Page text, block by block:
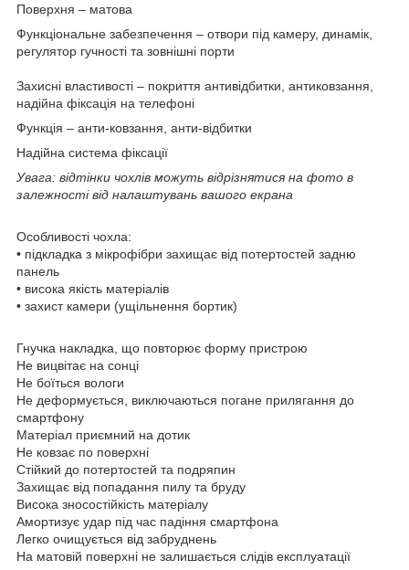
Поверхня – матова
Функціональне забезпечення – отвори під камеру, динамік,
регулятор гучності та зовнішні порти
Захисні властивості – покриття антивідбитки, антиковзання,
надійна фіксація на телефоні
Функція – анти-ковзання, анти-відбитки
Надійна система фіксації
Увага: відтінки чохлів можуть відрізнятися на фото в
залежності від налаштувань вашого екрана
Особливості чохла:
• підкладка з мікрофібри захищає від потертостей задню
панель
• висока якість матеріалів
• захист камери (ущільнення бортик)
Гнучка накладка, що повторює форму пристрою
Не вицвітає на сонці
Не боїться вологи
Не деформується, виключаються погане прилягання до
смартфону
Матеріал приємний на дотик
Не ковзає по поверхні
Стійкий до потертостей та подряпин
Захищає від попадання пилу та бруду
Висока зносостійкість матеріалу
Амортизує удар під час падіння смартфона
Легко очищується від забруднень
На матовій поверхні не залишається слідів експлуатації